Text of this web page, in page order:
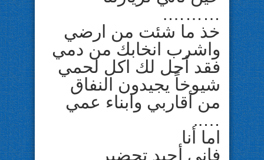
……….
خذ ما شئت من ارضي
واشرب انخابك من دمي
فقد أحل لك اكل لحمي
شيوخاً يجيدون النفاق
من أقاربي وابناء عمي
…..
اما أنا
فإني أجيد تحضير